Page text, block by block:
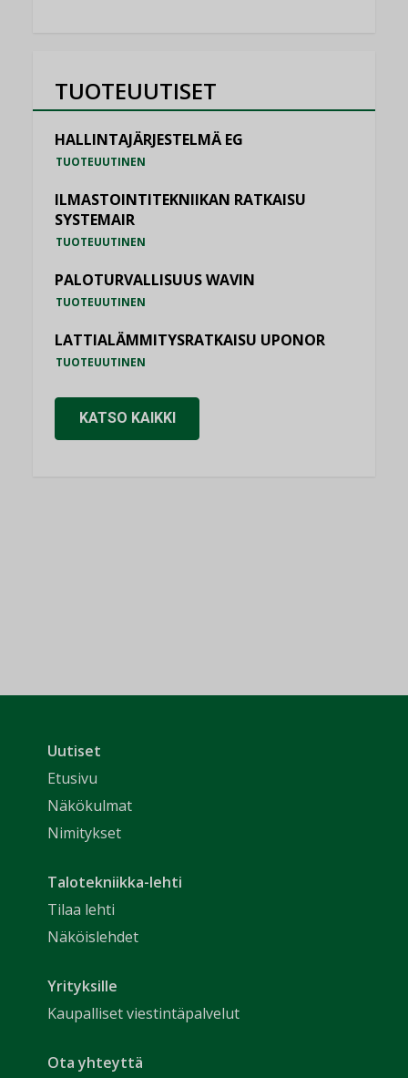
TUOTEUUTISET
HALLINTAJÄRJESTELMÄ EG
TUOTEUUTINEN
ILMASTOINTITEKNIIKAN RATKAISU
SYSTEMAIR
TUOTEUUTINEN
PALOTURVALLISUUS WAVIN
TUOTEUUTINEN
LATTIALÄMMITYSRATKAISU UPONOR
TUOTEUUTINEN
KATSO KAIKKI
Uutiset
Etusivu
Näkökulmat
Nimitykset
Talotekniikka-lehti
Tilaa lehti
Näköislehdet
Yrityksille
Kaupalliset viestintäpalvelut
Ota yhteyttä